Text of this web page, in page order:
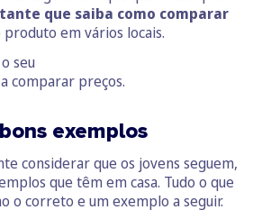
que saiba como comparar
em vários locais.
seu
comparar preços.
exemplos
considerar que os jovens seguem,
que têm em casa. Tudo o que
o correto e um exemplo a seguir.